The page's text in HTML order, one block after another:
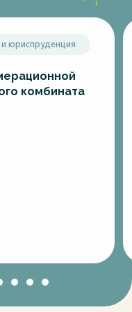
юриспруденция
комбината